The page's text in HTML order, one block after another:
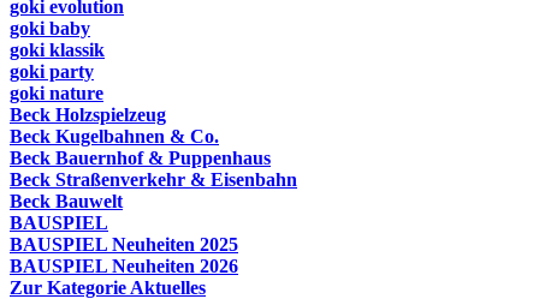
goki evolution
goki baby
goki klassik
goki party
goki nature
Beck Holzspielzeug
Beck Kugelbahnen & Co.
Beck Bauernhof & Puppenhaus
Beck Straßenverkehr & Eisenbahn
Beck Bauwelt
BAUSPIEL
BAUSPIEL Neuheiten 2025
BAUSPIEL Neuheiten 2026
Zur Kategorie Aktuelles